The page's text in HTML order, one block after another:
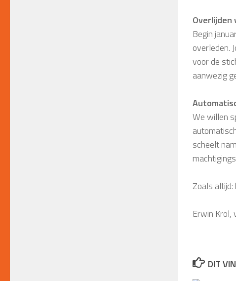
Overlijden
Begin
overleden.
voor de
aanwezig
We willen
scheelt
Zoals
Erwin Krol,
DIT